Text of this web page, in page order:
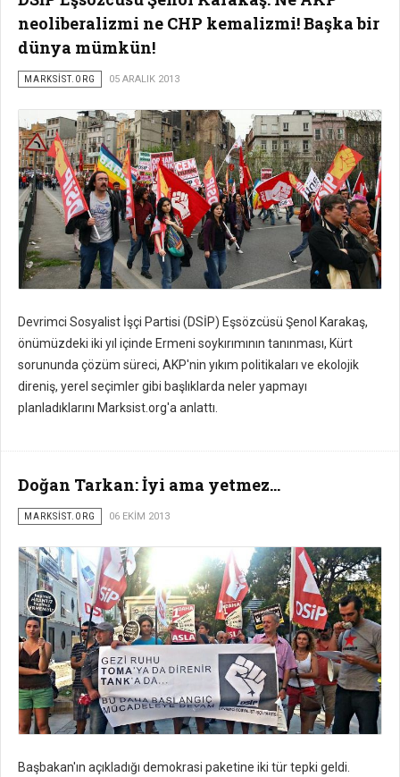
neoliberalizmi ne CHP kemalizmi! Başka bir
dünya mümkün!
MARKSİST.ORG 05 ARALIK 2013
Devrimci Sosyalist İşçi Partisi (DSİP) Eşsözcüsü Şenol Karakaş,
önümüzdeki iki yıl içinde Ermeni soykırımının tanınması, Kürt
sorununda çözüm süreci, AKP'nin yıkım politikaları ve ekolojik
direniş, yerel seçimler gibi başlıklarda neler yapmayı
planladıklarını Marksist.org'a anlattı.
Doğan Tarkan: İyi ama yetmez...
MARKSİST.ORG 06 EKIM 2013
Başbakan'ın açıkladığı demokrasi paketine iki tür tepki geldi.